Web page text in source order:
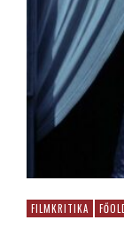
FILMKRITIKA